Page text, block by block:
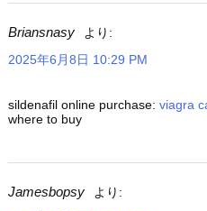
Briansnasy
より:
2025年6月8日 10:29 PM
sildenafil online purchase: viagra
where to buy
Jamesbopsy
より: